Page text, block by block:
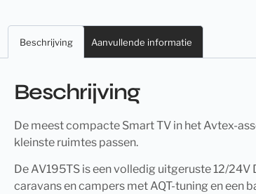
Beschrijving Aanvullende informatie
Beschrijving
De meest compacte Smart TV in het Avtex-
kleinste ruimtes passen.
De AV195TS is een volledig uitgeruste 12/
caravans en campers met AQT-tuning en